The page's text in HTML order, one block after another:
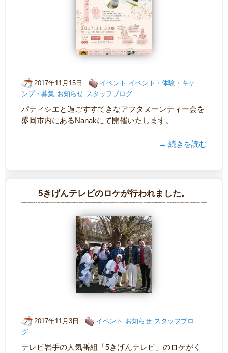
2017年11月15日 イベント イベント・体験・キャ
ンプ・募集 お知らせ スタッフブログ
パティシエと過ごすすてきなアフタヌーンティー会を
盛岡市内にあるNanakにて開催いたします。
→ 続きを読む
5きげんテレビのロケが行われました。
2017年11月3日 イベント お知らせ スタッフブロ
グ
テレビ岩手の人気番組「5きげんテレビ」のロケがく